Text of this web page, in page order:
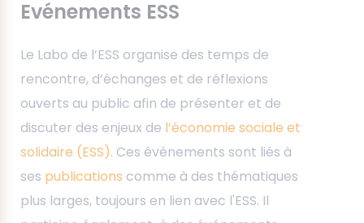
Evénements ESS
Le Labo de l’ESS organise des temps de
rencontre, d’échanges et de réflexions
ouverts au public afin de présenter et de
discuter des enjeux de l’économie sociale et
solidaire (ESS). Ces événements sont liés à
ses publications comme à des thématiques
plus larges, toujours en lien avec l'ESS. Il